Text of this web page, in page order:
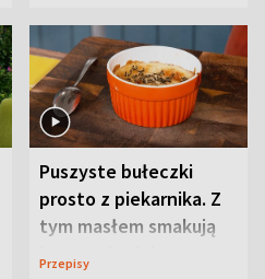
Puszyste bułeczki
prosto z piekarnika. Z
tym masłem smakują
jeszcze lepiej
Przepisy